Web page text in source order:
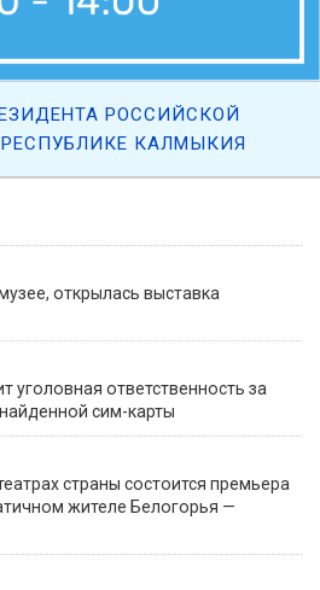
открылась выставка
уголовная ответственность за
сим-карты
страны состоится премьера
жителе Белогорья —
РОССИЙСКОЙ
КАЛМЫКИЯ